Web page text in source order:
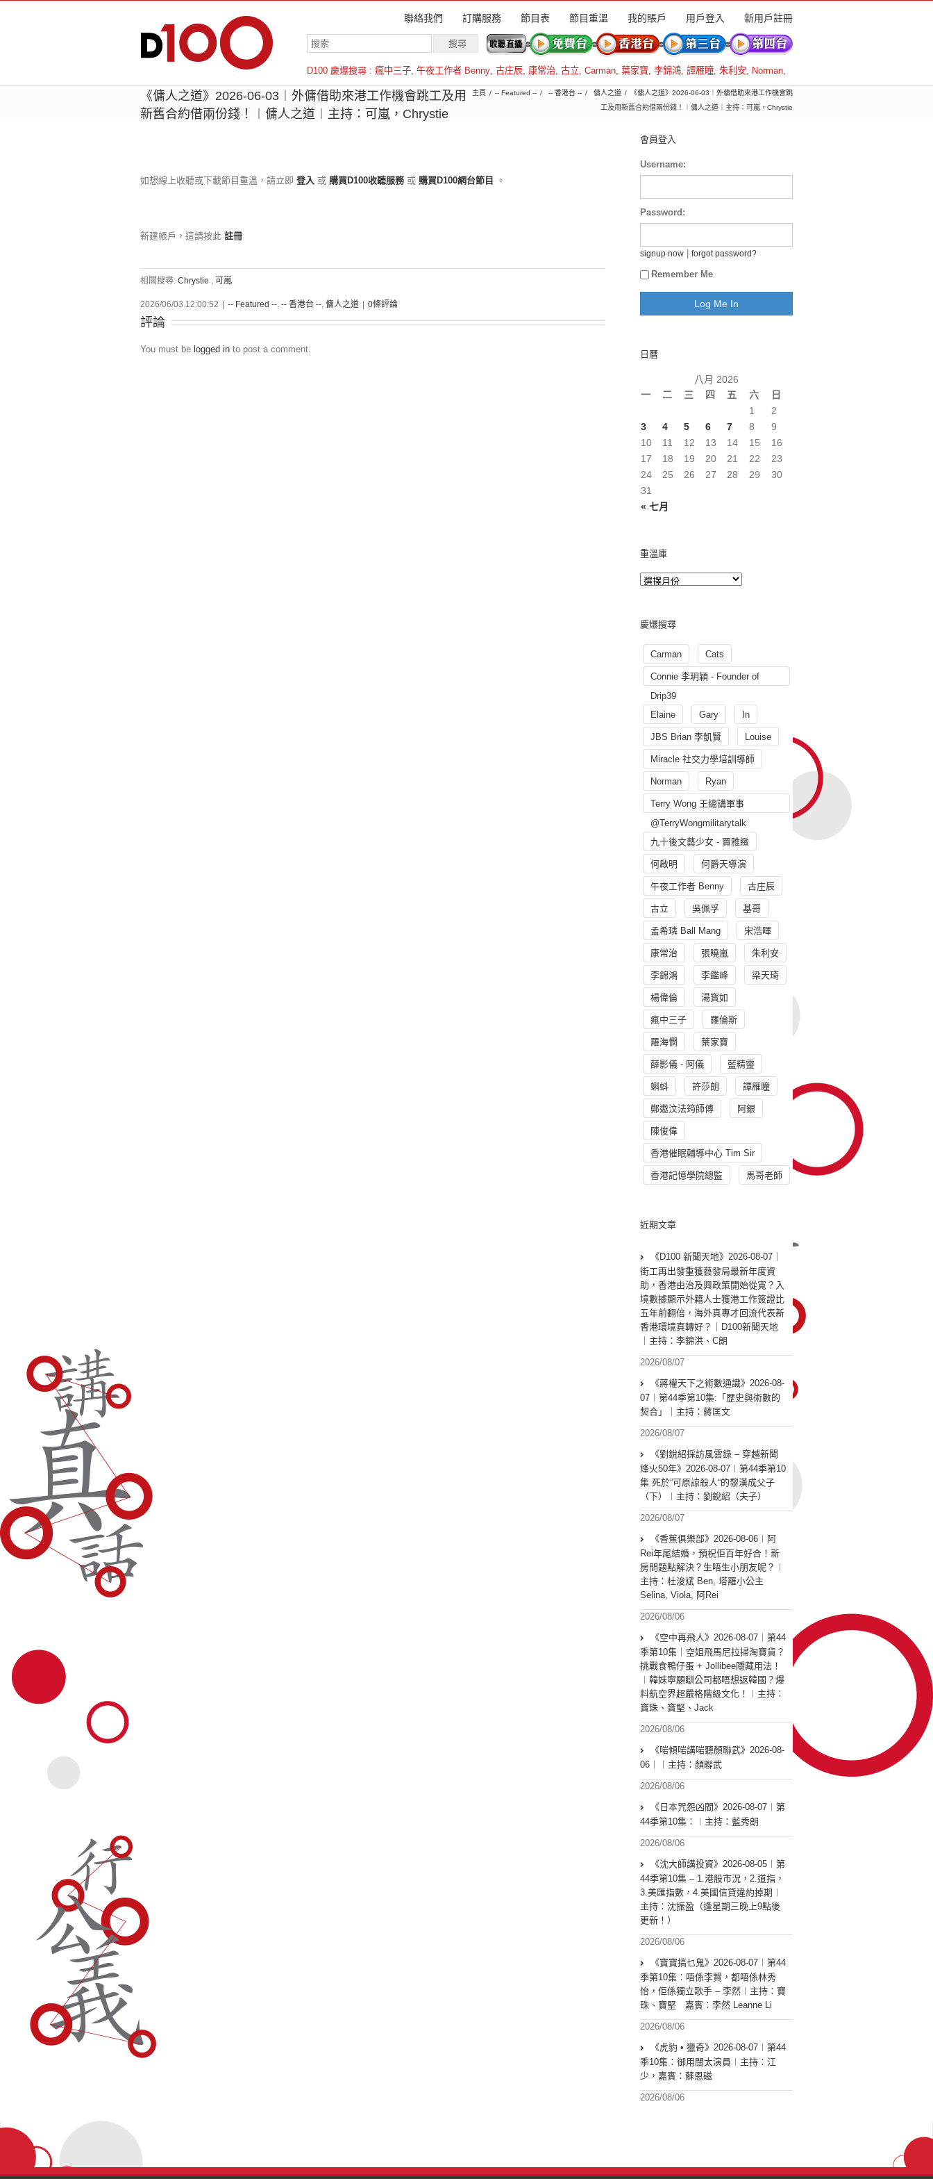
聯絡我們 訂購服務 節目表 節目重溫 我的賬戶 用戶登入 新用戶註冊
D100 慶爆搜尋 : 瘋中三子, 午夜工作者 Benny, 古庄辰, 康常治, 古立, Carman, 葉家寶, 李錦鴻, 譚雁瞳, 朱利安, Norman,
羅倫斯
《傭人之道》2026-06-03︱外傭借助來港工作機會跳工及用
新舊合約借兩份錢！︱傭人之道︱主持：可嵐，Chrystie
主頁 -- Featured -- -- 香港台 -- 傭人之道
《傭人之道》2026-06-03︱外傭借助來港工作機會跳
工及用新舊合約借兩份錢！︱傭人之道︱主持：可嵐，Chrystie
如想線上收聽或下載節目重溫，請立即 登入 或 購買D100收聽服務 或 購買D100網台節目 。
新建帳戶，這請按此 註冊
相關搜尋: Chrystie , 可嵐
2026/06/03 12:00:52 -- Featured --, -- 香港台 --, 傭人之道 0條評論
評論
You must be logged in to post a comment.
會員登入
Username:
Password:
signup now forgot password?
Remember Me
日曆
八月 2026
一
二 三 四 五 六 日
« 七月
1
2
3
4 5 6 7 8
9
10
11 12 13 14 15
16
17
18 19 20 21 22
23
24
25 26 27 28 29
30
31
重溫庫
慶爆搜尋
Carman Cats
Connie 李玥穎 - Founder of
Drip39
Elaine
Gary In
JBS Brian 李凱賢 Louise
Miracle 社交力學培訓導師
Norman Ryan
Terry Wong 王總講軍事
@TerryWongmilitarytalk
九十後文藝少女 - 賈雅緻
何啟明 何爵天導演
午夜工作者 Benny 古庄辰
古立 吳佩孚 基哥
孟希璘 Ball Mang 宋浩暉
康常治 張曉嵐 朱利安
李錦鴻 李鑑峰 梁天琦
楊偉倫 湯寳如
瘋中三子 羅倫斯
羅海憫 葉家寶
薛影儀 - 阿儀 藍精靈
蝌蚪 許莎朗 譚雁瞳
鄭遨汶法筠師傅 阿銀
陳俊偉
香港催眠輔導中心 Tim Sir
香港記憶學院總監 馬哥老師
近期文章
《D100 新聞天地》2026-08-07｜
街工再出發重獲藝發局最新年度資
助，香港由治及興政策開始從寬？入
境數據顯示外籍人士獲港工作簽證比
五年前翻倍，海外真專才回流代表新
香港環境真轉好？｜D100新聞天地
｜主持：李錦洪、C朗
2026/08/07
《蔣權天下之術數通識》2026-08-
07︱第44季第10集:「歴史與術數的
契合」｜主持：蔣匡文
2026/08/07
《劉銳紹採訪風雲錄 – 穿越新聞
烽火50年》2026-08-07︱第44季第10
集 死於”可原諒殺人“的黎漢成父子
（下）︱主持：劉銳紹（夫子）
2026/08/07
《香蕉俱樂部》2026-08-06︱阿
Rei年尾結婚，預祝佢百年好合！新
房問題點解決？生唔生小朋友呢？︱
主持：杜浚斌 Ben, 塔羅小公主
Selina, Viola, 阿Rei
2026/08/06
《空中再飛人》2026-08-07︱第44
季第10集｜空姐飛馬尼拉掃淘寶貨？
挑戰食鴨仔蛋 + Jollibee隱藏用法！
︱韓妹寧願瞓公司都唔想返韓國？爆
料航空界超嚴格階級文化！︱主持：
寶珠、寶堅、Jack
2026/08/06
《啱傾啱講啱聽顏聯武》2026-08-
06︱︱主持：顏聯武
2026/08/06
《日本咒怨凶間》2026-08-07︱第
44季第10集：︱主持：藍秀朗
2026/08/06
《沈大師講投資》2026-08-05︱第
44季第10集 – 1.港股市況，2.道指，
3.美匯指數，4.美國信貸違約掉期︱
主持：沈振盈（逢星期三晚上9點後
更新！）
2026/08/06
《寶寶搞乜鬼》2026-08-07︱第44
季第10集︰唔係李賢，都唔係林秀
怡，佢係獨立歌手 – 李然︱主持：寶
珠、寶堅 嘉賓：李然 Leanne Li
2026/08/06
《虎豹 • 獵奇》2026-08-07︱第44
季10集：御用闊太演員︱主持：江
少，嘉賓：蘇恩磁
2026/08/06